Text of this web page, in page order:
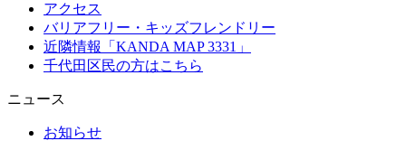
アクセス
バリアフリー・キッズフレンドリー
近隣情報「KANDA MAP 3331」
千代田区民の方はこちら
ニュース
お知らせ